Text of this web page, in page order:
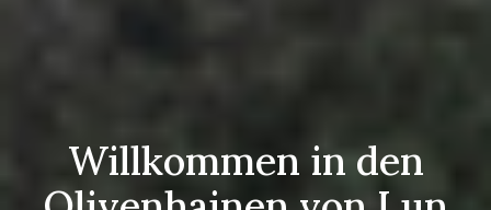
Willkommen in den